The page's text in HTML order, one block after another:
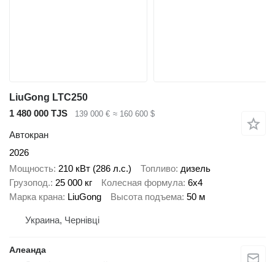
LiuGong LTC250
1 480 000 TJS
139 000 € ≈ 160 600 $
Автокран
2026
Мощность 210 кВт (286 л.с.) Топливо дизель
Грузопод. 25 000 кг Колесная формула 6x4
Марка крана LiuGong Высота подъема 50 м
Украина, Чернівці
Алеанда